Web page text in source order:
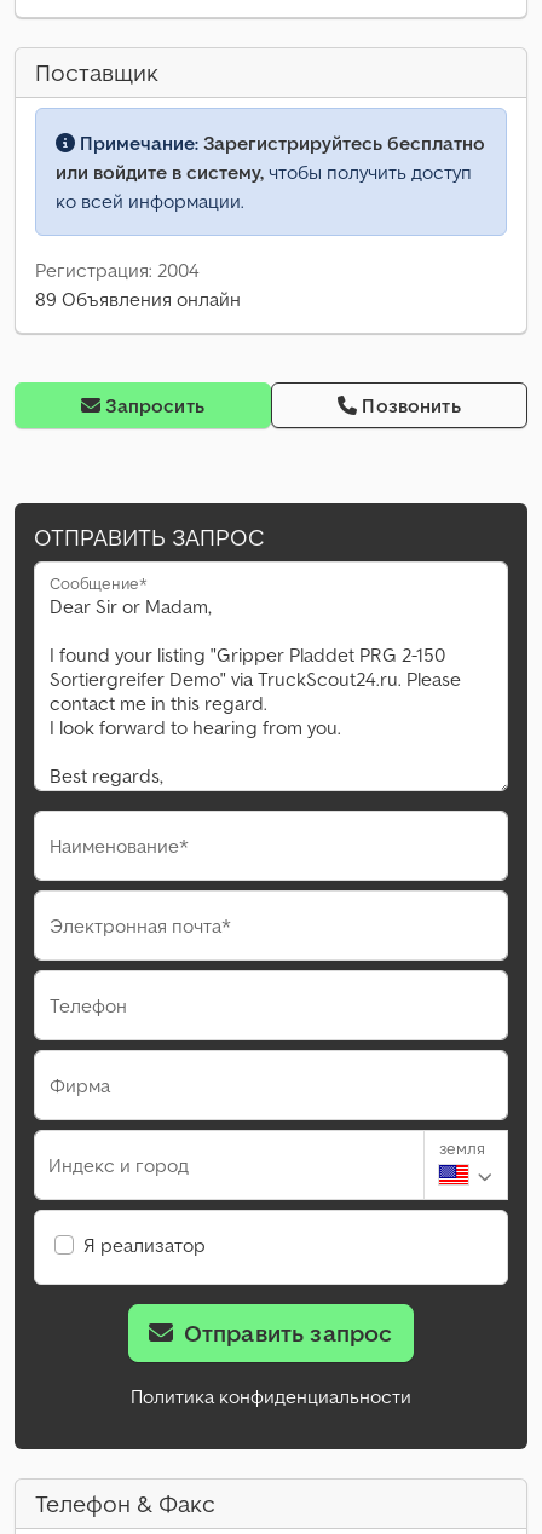
Поставщик
Примечание: Зарегистрируйтесь бесплатно
или войдите в систему, чтобы получить доступ
ко всей информации.
Регистрация: 2004
89 Объявления онлайн
Запросить Позвонить
ОТПРАВИТЬ ЗАПРОС
Сообщение*
Наименование*
Электронная почта*
Телефон
Фирма
Индекс и город
земля
Я реализатор
Отправить запрос
Политика конфиденциальности
Телефон & Факс